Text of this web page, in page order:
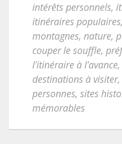
intérêts personnels,
itinéraires populaires,
montagnes, nature,
couper le souffle,
l'itinéraire à l'avance,
destinations à visiter,
personnes, sites
mémorables